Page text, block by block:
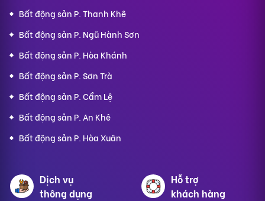
Bất động sản P. Thanh Khê
Bất động sản P. Ngũ Hành Sơn
Bất động sản P. Hòa Khánh
Bất động sản P. Sơn Trà
Bất động sản P. Cẩm Lệ
Bất động sản P. An Khê
Bất động sản P. Hòa Xuân
Dịch vụ
thông dụng
Hỗ trợ
khách hàng